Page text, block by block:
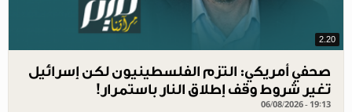
2.20
صحفي أمريكي: التزم الفلسطينيون لكن إسرائيل
تغير شروط وقف إطلاق النار باستمرار!
06/08/2026 - 19:13